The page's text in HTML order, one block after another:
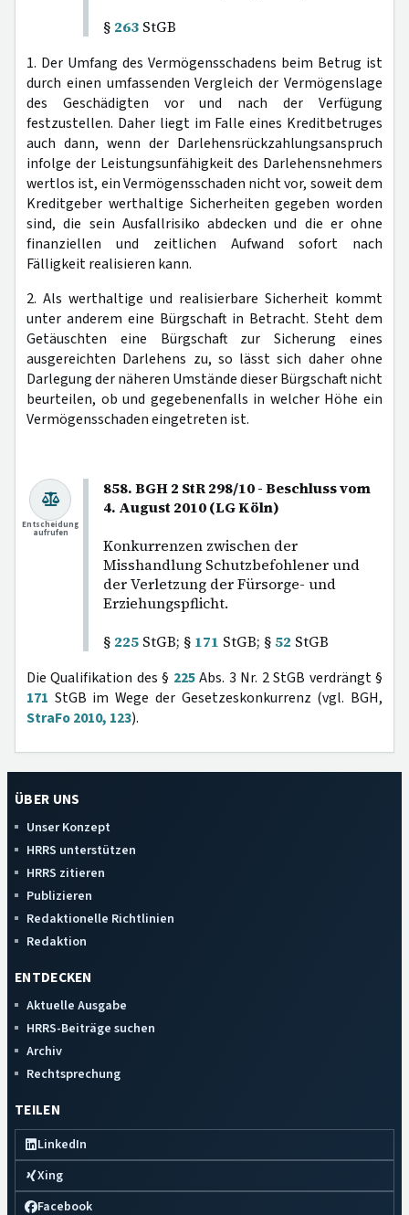
§ 263 StGB
1. Der Umfang des Vermögensschadens beim Betrug ist
durch einen umfassenden Vergleich der Vermögenslage
des Geschädigten vor und nach der Verfügung
festzustellen. Daher liegt im Falle eines Kreditbetruges
auch dann, wenn der Darlehensrückzahlungsanspruch
infolge der Leistungsunfähigkeit des Darlehensnehmers
wertlos ist, ein Vermögensschaden nicht vor, soweit dem
Kreditgeber werthaltige Sicherheiten gegeben worden
sind, die sein Ausfallrisiko abdecken und die er ohne
finanziellen und zeitlichen Aufwand sofort nach
Fälligkeit realisieren kann.
2. Als werthaltige und realisierbare Sicherheit kommt
unter anderem eine Bürgschaft in Betracht. Steht dem
Getäuschten eine Bürgschaft zur Sicherung eines
ausgereichten Darlehens zu, so lässt sich daher ohne
Darlegung der näheren Umstände dieser Bürgschaft nicht
beurteilen, ob und gegebenenfalls in welcher Höhe ein
Vermögensschaden eingetreten ist.
858. BGH 2 StR 298/10 - Beschluss vom
4. August 2010 (LG Köln)
Konkurrenzen zwischen der
Misshandlung Schutzbefohlener und
der Verletzung der Fürsorge- und
Erziehungspflicht.
§ 225 StGB; § 171 StGB; § 52 StGB
Entscheidung
aufrufen
Die Qualifikation des § 225Abs. 3 Nr. 2 StGB verdrängt §
171 StGB im Wege der Gesetzeskonkurrenz (vgl. BGH,
StraFo 2010, 123).
ÜBER UNS
Unser Konzept
HRRS unterstützen
HRRS zitieren
Publizieren
Redaktionelle Richtlinien
Redaktion
ENTDECKEN
Aktuelle Ausgabe
HRRS-Beiträge suchen
Archiv
Rechtsprechung
TEILEN
LinkedIn
Xing
Facebook